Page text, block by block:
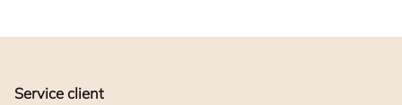
Service client